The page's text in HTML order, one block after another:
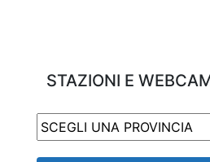
STAZIONI E